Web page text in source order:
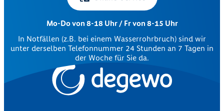
Mo-Do von 8-18 Uhr / Fr von 8-15 Uhr
In Notfällen (z.B. bei einem Wasserrohrbruch) sind wir
unter derselben Telefonnummer 24 Stunden an 7 Tagen in
der Woche für Sie da.